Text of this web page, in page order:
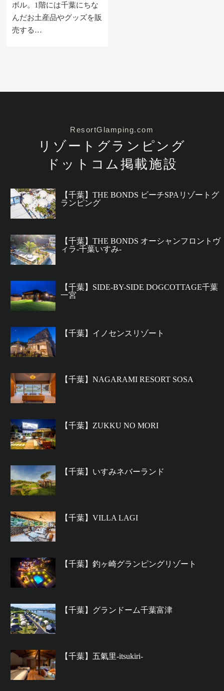
ボル。1階には千葉にちな
んだお土産品やグッズを販
売する…
ResortGlamping.com
リゾートグランピング
ドットコム掲載施設
【千葉】THE BONDS ビーチSPAリゾートグ
ランピング
【千葉】THE BONDS オーシャンフロントヴ
ィラ-千葉いすみ-
【千葉】SIDE-BY-SIDE DOGCOTTAGE千葉
一宮
【千葉】イノセンスリゾート
【千葉】NAGARAMI RESORT SOSA
【千葉】ZUKKU NO MORI
【千葉】いすみネバーランド
【千葉】VILLA LAGI
【千葉】釣ヶ崎グランピングリゾート
【千葉】グランドーム千葉富津
【千葉】五氣里-itsukiri-